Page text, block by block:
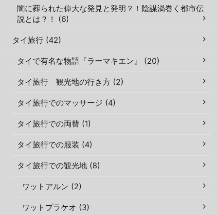
闇に葬られた偉大な発見と発明？！陰謀渦巻く都市伝
説とは？！ (6)
タイ旅行 (42)
タイで有名な物語『ラーマキエン』 (20)
タイ旅行 観光地の行き方 (2)
タイ旅行でのマッサージ (4)
タイ旅行での両替 (1)
タイ旅行での服装 (4)
タイ旅行での観光地 (8)
ワットアルン (2)
ワットプラケオ (3)